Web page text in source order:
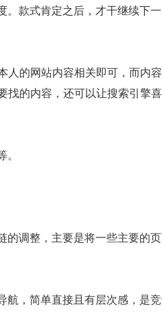
款式肯定之后，才干继续下一
人的网站内容相关即可，而内容
找的内容，还可以让搜索引擎喜
。
的调整，主要是将一些主要的
航，简单直接且有层次感，是